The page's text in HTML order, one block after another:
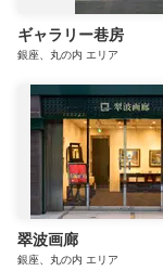
ギャラリー巷房
銀座、丸の内 エリア
翠波画廊
銀座、丸の内 エリア